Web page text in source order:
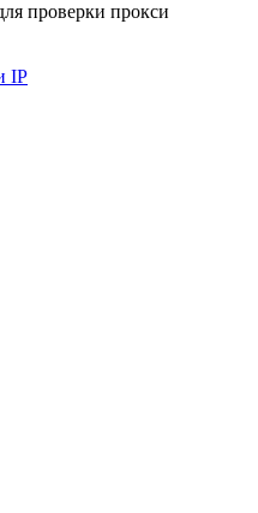
проверки прокси
IP